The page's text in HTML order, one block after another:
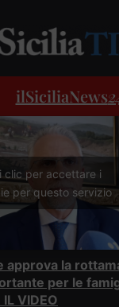
ilSiciliaNews
clic per accettare i
per questo servizio
approva la
per le
IL VIDEO